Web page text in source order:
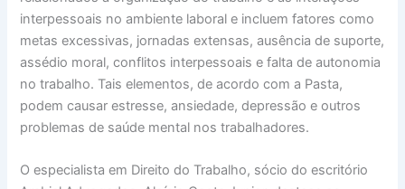
interpessoais no ambiente laboral e incluem fatores como
metas excessivas, jornadas extensas, ausência de suporte,
assédio moral, conflitos interpessoais e falta de autonomia
no trabalho. Tais elementos, de acordo com a Pasta,
podem causar estresse, ansiedade, depressão e outros
problemas de saúde mental nos trabalhadores.
O especialista em Direito do Trabalho, sócio do escritório